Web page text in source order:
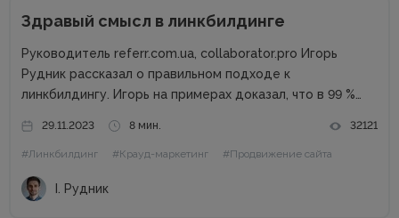
Здравый смысл в линкбилдинге
Руководитель referr.com.ua, collaborator.pro Игорь
Рудник рассказал о правильном подходе к
линкбилдингу. Игорь на примерах доказал, что в 99 %
Сайты можно продвигать множеством способов, среди
которых есть и PBN. При этом PBN разделяются...
29.11.2023 8 мин. 32121
#Линкбилдинг #Крауд-маркетинг #Продвижение сайта
І. Рудник